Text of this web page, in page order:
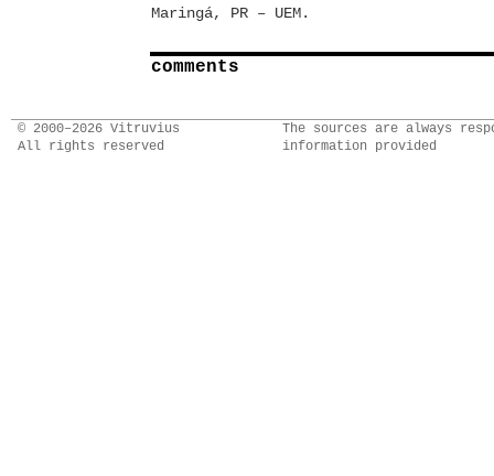
Maringá, PR – UEM.
comments
© 2000–2026 Vitruvius
All rights reserved
The sources are always
information provided